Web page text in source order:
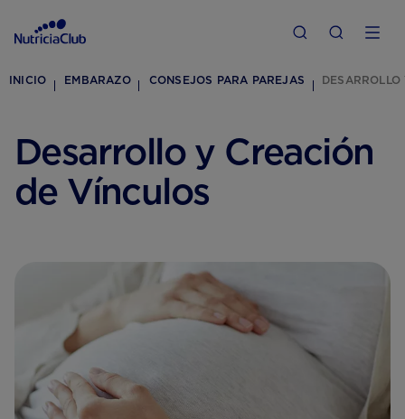
INICIO EMBARAZO CONSEJOS PARA PAREJAS
Desarrollo y Creación
de Vínculos